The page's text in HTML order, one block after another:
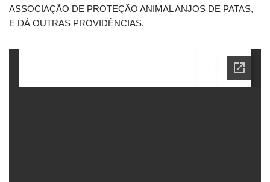
ASSOCIAÇÃO DE PROTEÇÃO ANIMAL ANJOS DE PATAS,
E DÁ OUTRAS PROVIDÊNCIAS.